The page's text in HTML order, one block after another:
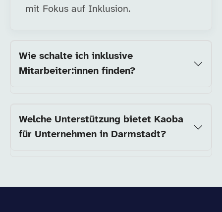
mit Fokus auf Inklusion.
Wie schalte ich inklusive
Mitarbeiter:innen finden?
Welche Unterstützung bietet Kaoba
für Unternehmen in Darmstadt?